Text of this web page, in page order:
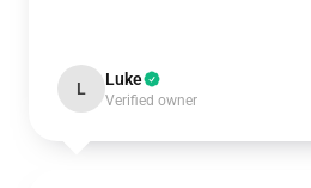
L Luke
Verified owner